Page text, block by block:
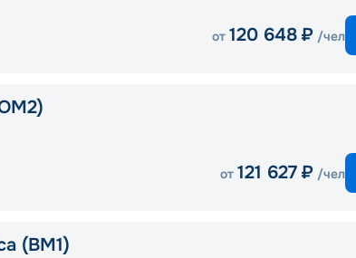
от 120 648 ₽ /чел
от 121 627 ₽ /чел
(BM1)